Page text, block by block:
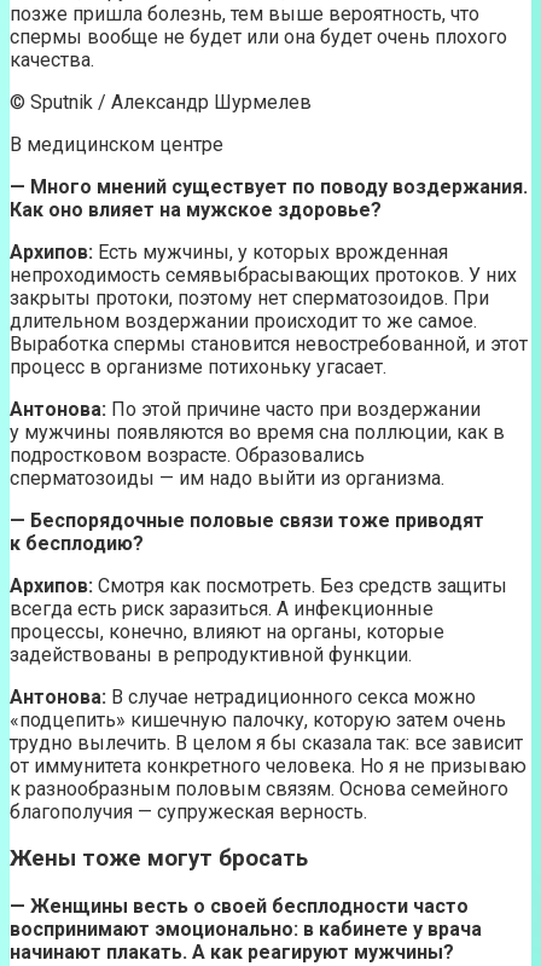
позже пришла болезнь, тем выше вероятность, что
спермы вообще не будет или она будет очень плохого
качества.
© Sputnik / Александр Шурмелев
В медицинском центре
— Много мнений существует по поводу воздержания.
Как оно влияет на мужское здоровье?
Архипов: Есть мужчины, у которых врожденная
непроходимость семявыбрасывающих протоков. У них
закрыты протоки, поэтому нет сперматозоидов. При
длительном воздержании происходит то же самое.
Выработка спермы становится невостребованной, и этот
процесс в организме потихоньку угасает.
Антонова: По этой причине часто при воздержании
у мужчины появляются во время сна поллюции, как в
подростковом возрасте. Образовались
сперматозоиды — им надо выйти из организма.
— Беспорядочные половые связи тоже приводят
к бесплодию?
Архипов: Смотря как посмотреть. Без средств защиты
всегда есть риск заразиться. А инфекционные
процессы, конечно, влияют на органы, которые
задействованы в репродуктивной функции.
Антонова: В случае нетрадиционного секса можно
«подцепить» кишечную палочку, которую затем очень
трудно вылечить. В целом я бы сказала так: все зависит
от иммунитета конкретного человека. Но я не призываю
к разнообразным половым связям. Основа семейного
благополучия — супружеская верность.
Жены тоже могут бросать
— Женщины весть о своей бесплодности часто
воспринимают эмоционально: в кабинете у врача
начинают плакать. А как реагируют мужчины?